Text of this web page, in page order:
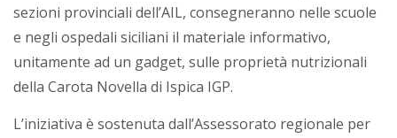
sezioni provinciali dell’AIL, consegneranno nelle scuole
e negli ospedali siciliani il materiale informativo,
unitamente ad un gadget, sulle proprietà nutrizionali
della Carota Novella di Ispica IGP.
L’iniziativa è sostenuta dall’Assessorato regionale per